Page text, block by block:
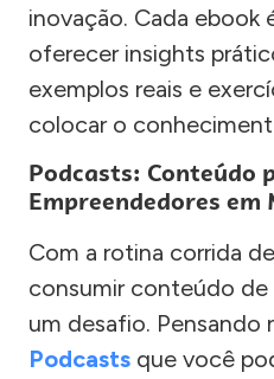
inovação. Cada ebook
oferecer insights
exemplos reais e
colocar o
Podcasts: Conteúdo
Empreendedores
Com a rotina corrida
consumir conteúdo de
um desafio. Pensando
Podcasts que você